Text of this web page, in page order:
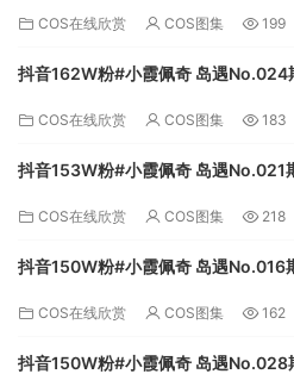
COS在线欣赏 COS图集 199
抖音162W粉#小霞佩奇 岛遇No.024
COS在线欣赏 COS图集 183
抖音153W粉#小霞佩奇 岛遇No.021
COS在线欣赏 COS图集 218
抖音150W粉#小霞佩奇 岛遇No.016
COS在线欣赏 COS图集 162
抖音150W粉#小霞佩奇 岛遇No.028